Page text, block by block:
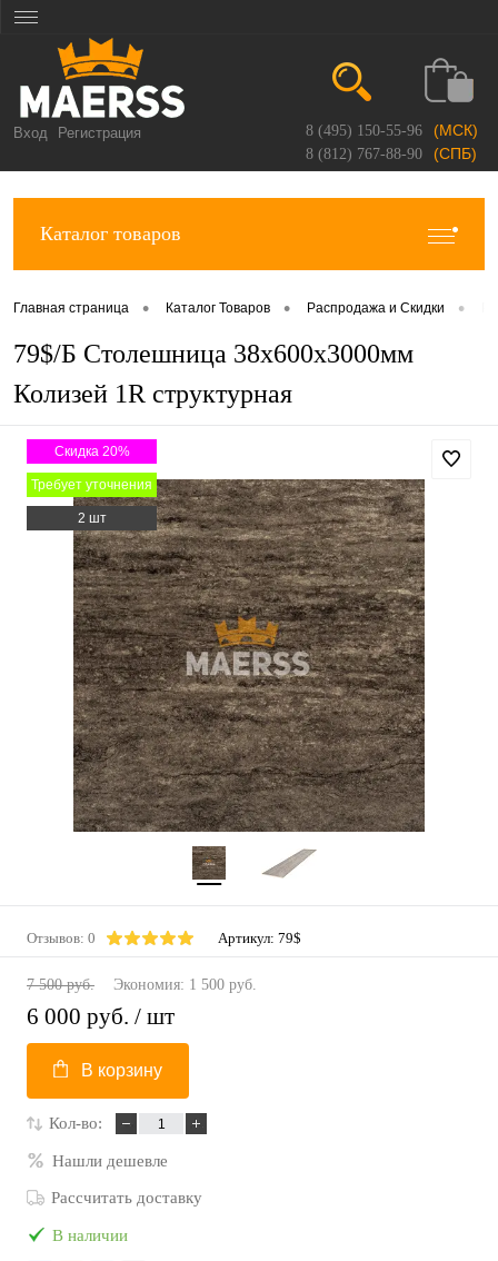
Вход Регистрация 8 (495) 150-55-96 (МСК)
8 (812) 767-88-90 (СПБ)
Каталог товаров
Главная страница • Каталог Товаров • Распродажа и Скидки •
79$/Б Столешница 38х600х3000мм
Колизей 1R структурная
Скидка 20%
Требует уточнения
2 шт
Отзывов: 0 Артикул: 79$
7 500 руб. Экономия: 1 500 руб.
6 000 руб. / шт
В корзину
Кол-во:
Нашли дешевле
Рассчитать доставку
В наличии